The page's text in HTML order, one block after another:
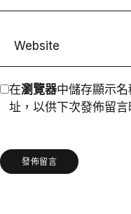
在瀏覽器中儲存顯示
址，以供下次發佈留言
發佈留言